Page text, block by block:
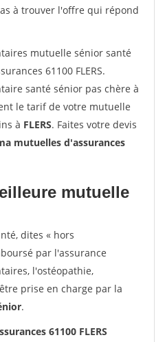
à trouver l'offre qui répond
mutuelle sénior santé
61100 FLERS.
santé sénior pas chère à
le tarif de votre mutuelle
à FLERS. Faites votre devis
mutuelles d'assurances
mutuelle
dites « hors
par l'assurance
l'ostéopathie,
prise en charge par la
.
61100 FLERS